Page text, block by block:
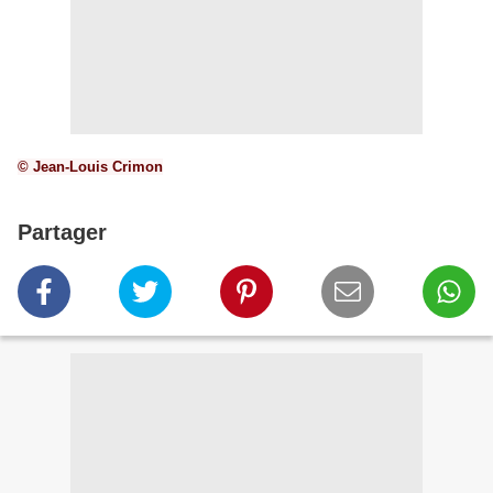
© Jean-Louis Crimon
Partager